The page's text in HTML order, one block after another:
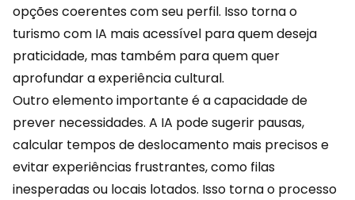
opções coerentes com seu perfil. Isso torna o
turismo com IA mais acessível para quem deseja
praticidade, mas também para quem quer
aprofundar a experiência cultural.
Outro elemento importante é a capacidade de
prever necessidades. A IA pode sugerir pausas,
calcular tempos de deslocamento mais precisos e
evitar experiências frustrantes, como filas
inesperadas ou locais lotados. Isso torna o processo